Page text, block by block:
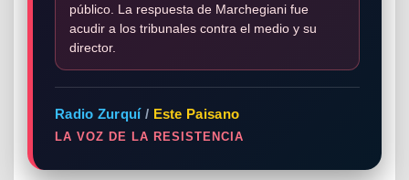
público. La respuesta de Marchegiani fue
acudir a los tribunales contra el medio y su
director.
Radio Zurquí / Este Paisano
LA VOZ DE LA RESISTENCIA